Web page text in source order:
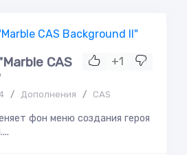
+1
CAS
/ Дополнения / CAS
фон меню создания героя